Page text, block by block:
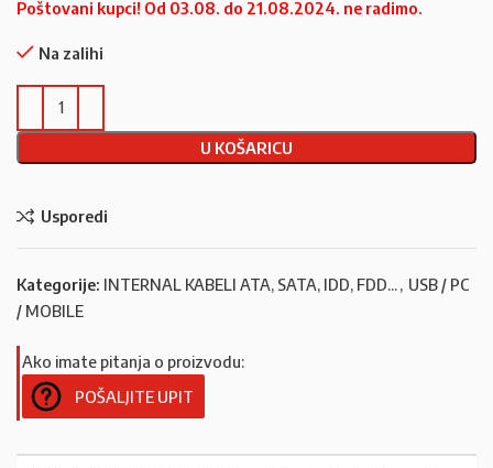
Poštovani kupci! Od 03.08. do 21.08.2024. ne radimo.
Na zalihi
U KOŠARICU
Usporedi
Kategorije: INTERNAL KABELI ATA, SATA, IDD, FDD...
USB / PC
/ MOBILE
Ako imate pitanja o proizvodu:
POŠALJITE UPIT